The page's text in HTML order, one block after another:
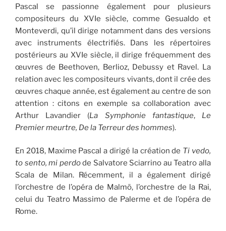
Pascal se passionne également pour plusieurs
compositeurs du XVIe siècle, comme Gesualdo et
Monteverdi, qu’il dirige notamment dans des versions
avec instruments électrifiés. Dans les répertoires
postérieurs au XVIe siècle, il dirige fréquemment des
œuvres de Beethoven, Berlioz, Debussy et Ravel. La
relation avec les compositeurs vivants, dont il crée des
œuvres chaque année, est également au centre de son
attention : citons en exemple sa collaboration avec
Arthur Lavandier (La Symphonie fantastique, Le
Premier meurtre, De la Terreur des hommes).
En 2018, Maxime Pascal a dirigé la création de Ti vedo,
to sento, mi perdode Salvatore Sciarrino au Teatro alla
Scala de Milan. Récemment, il a également dirigé
l’orchestre de l’opéra de Malmö, l’orchestre de la Rai,
celui du Teatro Massimo de Palerme et de l’opéra de
Rome.